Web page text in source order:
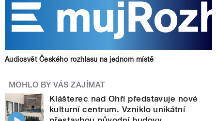
Audiosvět Českého rozhlasu na jednom místě
MOHLO BY VÁS ZAJÍMAT
Klášterec nad Ohří představuje nové
kulturní centrum. Vzniklo unikátní